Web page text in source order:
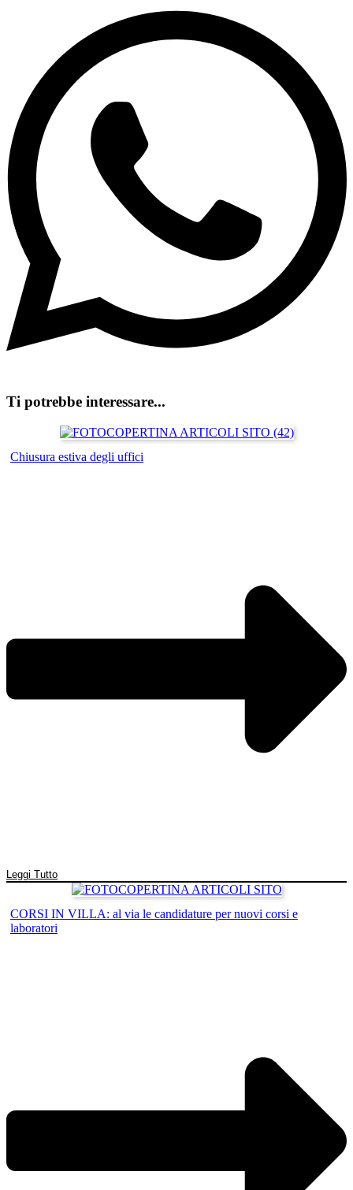
Ti potrebbe interessare...
Chiusura estiva degli uffici
Leggi Tutto
CORSI IN VILLA: al via le candidature per nuovi corsi e
laboratori